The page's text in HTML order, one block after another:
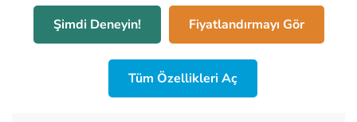
Şimdi Deneyin! Fiyatlandırmayı Gör
Tüm Özellikleri Aç